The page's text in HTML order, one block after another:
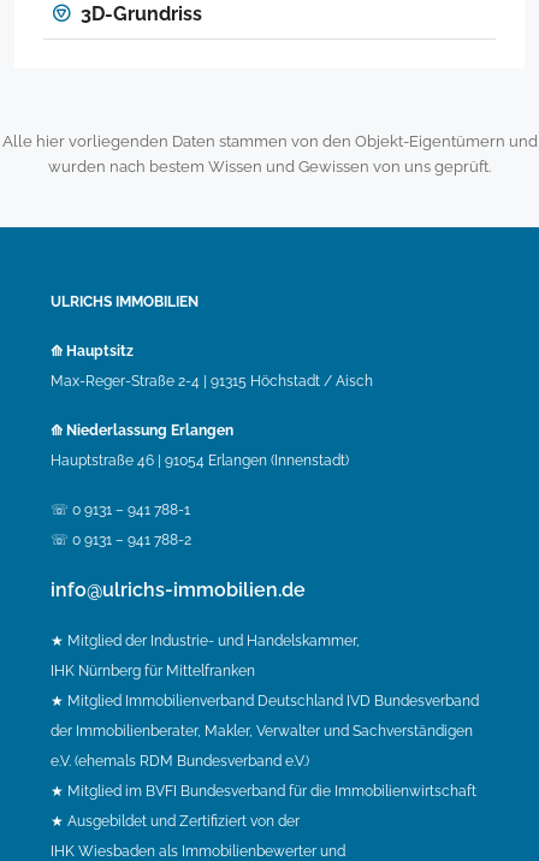
3D-Grundriss
Alle hier vorliegenden Daten stammen von den Objekt-Eigentümern und
wurden nach bestem Wissen und Gewissen von uns geprüft.
ULRICHS IMMOBILIEN
⟰ Hauptsitz
Max-Reger-Straße 2-4 | 91315 Höchstadt / Aisch
⟰ Niederlassung Erlangen
Hauptstraße 46 | 91054 Erlangen (Innenstadt)
☏ 0 9131 – 941 788-1
☏ 0 9131 – 941 788-2
info@ulrichs-immobilien.de
★ Mitglied der Industrie- und Handelskammer,
IHK Nürnberg für Mittelfranken
★ Mitglied Immobilienverband Deutschland IVD Bundesverband
der Immobilienberater, Makler, Verwalter und Sachverständigen
e.V. (ehemals RDM Bundesverband e.V.)
★ Mitglied im BVFI Bundesverband für die Immobilienwirtschaft
★ Ausgebildet und Zertifiziert von der
IHK Wiesbaden als Immobilienbewerter und